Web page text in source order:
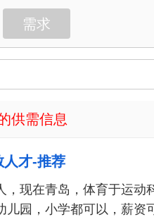
需求
供需信息
人才-推荐
，现在青岛，体育于运动
儿园，小学都可以，薪资